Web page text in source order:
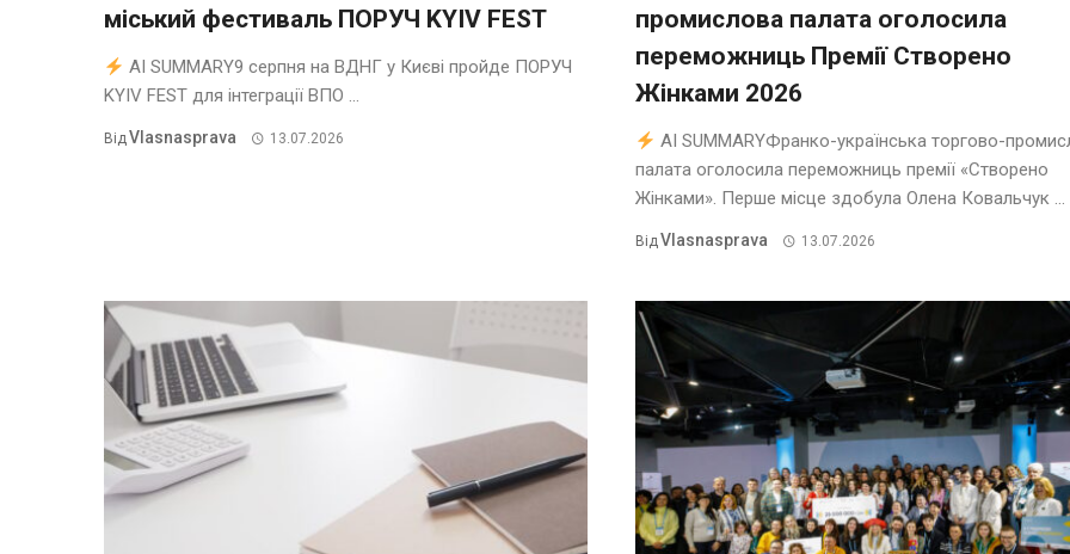
міський фестиваль ПОРУЧ KYIV FEST
AI SUMMARY9 серпня на ВДНГ у Києві пройде ПОРУЧ
KYIV FEST для інтеграції ВПО ...
ВідVlasnasprava 13.07.2026
промислова палата оголосила
переможниць Премії Створено
Жінками 2026
AI SUMMARYФранко-українська торгово-
палата оголосила переможниць премії «Створено
Жінками». Перше місце здобула Олена Ковальчук ...
ВідVlasnasprava 13.07.2026